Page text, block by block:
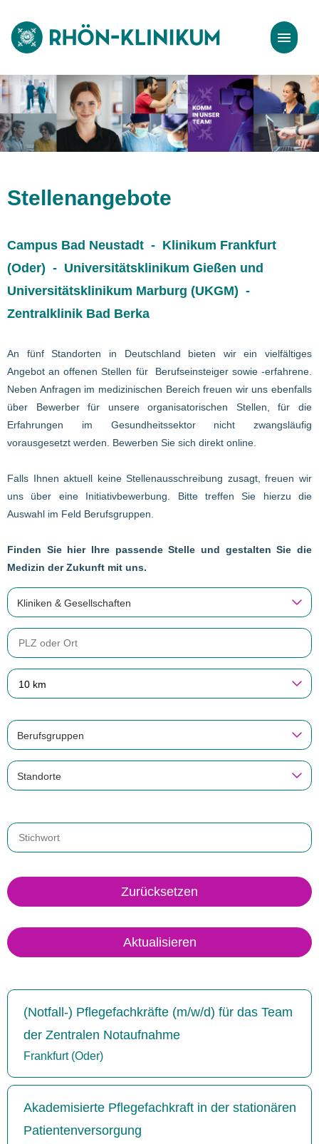
Stellenangebote
Bewerbungstipps
Stellenangebote
Campus Bad Neustadt - Klinikum Frankfurt
(Oder) - Universitätsklinikum Gießen und
Universitätsklinikum Marburg (UKGM) -
Zentralklinik Bad Berka
An fünf Standorten in Deutschland bieten wir ein vielfältiges
Angebot an offenen Stellen für Berufseinsteiger sowie -erfahrene.
Neben Anfragen im medizinischen Bereich freuen wir uns ebenfalls
über Bewerber für unsere organisatorischen Stellen, für die
Erfahrungen im Gesundheitssektor nicht zwangsläufig
vorausgesetzt werden. Bewerben Sie sich direkt online.
Falls Ihnen aktuell keine Stellenausschreibung zusagt, freuen wir
uns über eine Initiativbewerbung. Bitte treffen Sie hierzu die
Auswahl im Feld Berufsgruppen.
Finden Sie hier Ihre passende Stelle und gestalten Sie die
Medizin der Zukunft mit uns.
Kliniken & Gesellschaften
10 km
Berufsgruppen
Standorte
Zurücksetzen
Aktualisieren
(Notfall-) Pflegefachkräfte (m/w/d) für das Team
der Zentralen Notaufnahme
Frankfurt (Oder)
Akademisierte Pflegefachkraft in der stationären
Patientenversorgung